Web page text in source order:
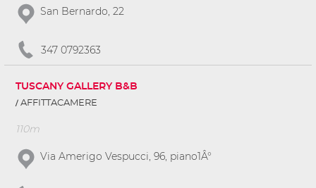
San Bernardo, 22
347 0792363
TUSCANY GALLERY B&B
AFFITTACAMERE
110m
Via Amerigo Vespucci, 96, piano1Â°